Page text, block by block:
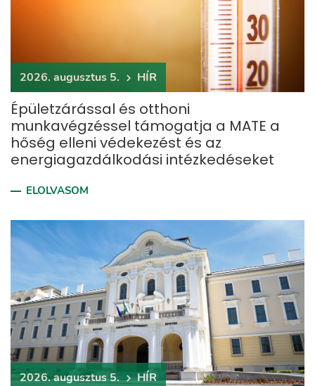
2026. augusztus 5. HÍR
Épületzárással és otthoni
munkavégzéssel támogatja a MATE a
hőség elleni védekezést és az
energiagazdálkodási intézkedéseket
ELOLVASOM
2026. augusztus 5. HÍR